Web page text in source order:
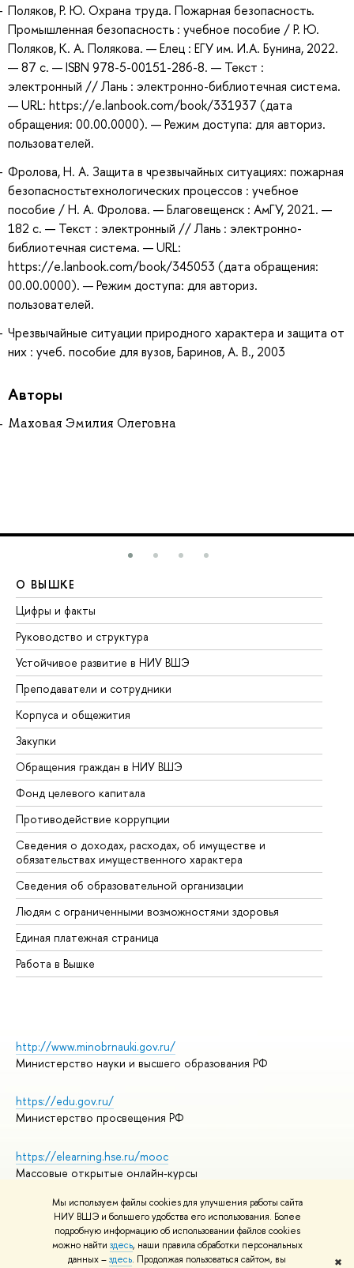
Мы используем файлы cookies для улучшения работы сайта
НИУ ВШЭ и большего удобства его использования. Более
подробную информацию об использовании файлов cookies
можно найти здесь, наши правила обработки персональных
данных –здесь. Продолжая пользоваться сайтом, вы
✖
Поляков, Р. Ю. Охрана труда. Пожарная безопасность.
Промышленная безопасность : учебное пособие / Р. Ю.
Поляков, К. А. Полякова. — Елец : ЕГУ им. И.А. Бунина, 2022.
— 87 с. — ISBN 978-5-00151-286-8. — Текст :
электронный // Лань : электронно-библиотечная система.
— URL: https://e.lanbook.com/book/331937 (дата
обращения: 00.00.0000). — Режим доступа: для авториз.
пользователей.
Фролова, Н. А. Защита в чрезвычайных ситуациях: пожарная
безопасностьтехнологических процессов : учебное
пособие / Н. А. Фролова. — Благовещенск : АмГУ, 2021. —
182 с. — Текст : электронный // Лань : электронно-
библиотечная система. — URL:
https://e.lanbook.com/book/345053 (дата обращения:
00.00.0000). — Режим доступа: для авториз.
пользователей.
Чрезвычайные ситуации природного характера и защита от
них : учеб. пособие для вузов, Баринов, А. В., 2003
Авторы
Маховая Эмилия Олеговна
О ВЫШКЕ
Цифры и факты
Руководство и структура
Устойчивое развитие в НИУ ВШЭ
Преподаватели и сотрудники
Корпуса и общежития
Закупки
Обращения граждан в НИУ ВШЭ
Фонд целевого капитала
Противодействие коррупции
Сведения о доходах, расходах, об имуществе и
обязательствах имущественного характера
Сведения об образовательной организации
Людям с ограниченными возможностями здоровья
Единая платежная страница
Работа в Вышке
http://www.minobrnauki.gov.ru/
Министерство науки и высшего образования РФ
https://edu.gov.ru/
Министерство просвещения РФ
https://elearning.hse.ru/mooc
Массовые открытые онлайн-курсы
© НИУ ВШЭ 1993–2026
Адреса и контакты
Условия использования материалов